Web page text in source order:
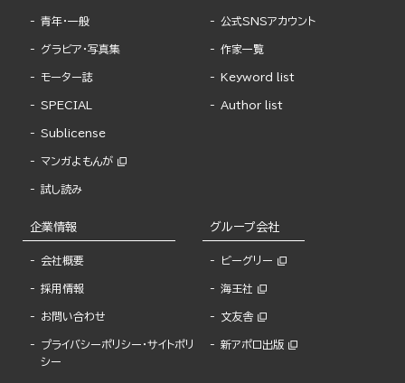
青年・一般
グラビア・写真集
モーター誌
SPECIAL
Sublicense
マンガよもんが
試し読み
公式SNSアカウント
作家一覧
Keyword list
Author list
企業情報
会社概要
採用情報
お問い合わせ
プライバシーポリシー・サイトポリ
シー
グループ会社
ビーグリー
海王社
文友舎
新アポロ出版